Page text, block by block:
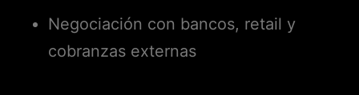
Negociación con bancos, retail y
cobranzas externas